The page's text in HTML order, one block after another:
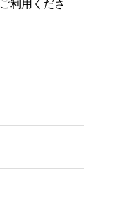
利用くださ